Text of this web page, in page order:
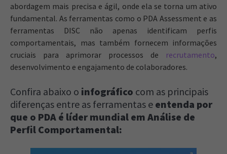
abordagem mais precisa e ágil, onde ela se torna um ativo
fundamental. As ferramentas como o PDA Assessment e as
ferramentas DISC não apenas identificam perfis
comportamentais, mas também fornecem informações
cruciais para aprimorar processos de recrutamento,
desenvolvimento e engajamento de colaboradores.
Confira abaixo o infográfico com as principais
diferenças entre as ferramentas e entenda por
que o PDA é líder mundial em Análise de
Perfil Comportamental: